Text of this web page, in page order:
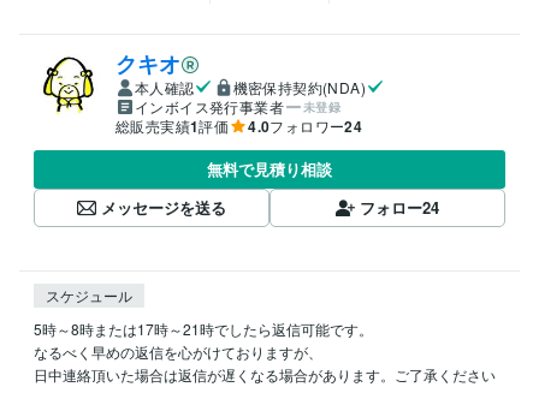
クキオ
本人確認
機密保持契約(NDA)
インボイス発行事業者
未登録
総販売実績1評価 4.0フォロワー24
無料で見積り相談
メッセージを送る
フォロー24
スケジュール
5時～8時または17時～21時でしたら返信可能です。
なるべく早めの返信を心がけておりますが、
日中連絡頂いた場合は返信が遅くなる場合があります。ご了承ください